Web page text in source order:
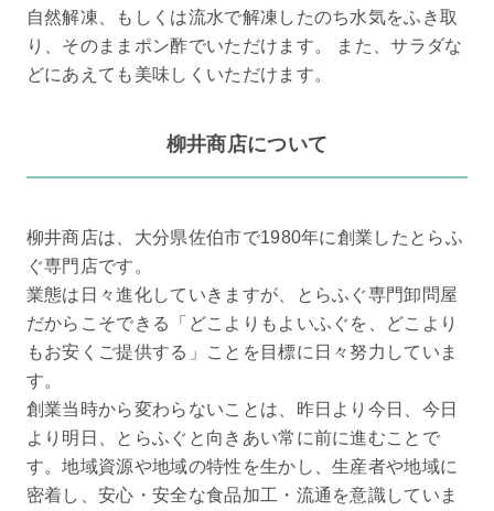
自然解凍、もしくは流水で解凍したのち水気をふき取
り、そのままポン酢でいただけます。 また、サラダな
どにあえても美味しくいただけます。
柳井商店について
柳井商店は、大分県佐伯市で1980年に創業したとらふ
ぐ専門店です。
業態は日々進化していきますが、とらふぐ専門卸問屋
だからこそできる「どこよりもよいふぐを、どこより
もお安くご提供する」ことを目標に日々努力していま
す。
創業当時から変わらないことは、昨日より今日、今日
より明日、とらふぐと向きあい常に前に進むことで
す。地域資源や地域の特性を生かし、生産者や地域に
密着し、安心・安全な食品加工・流通を意識していま